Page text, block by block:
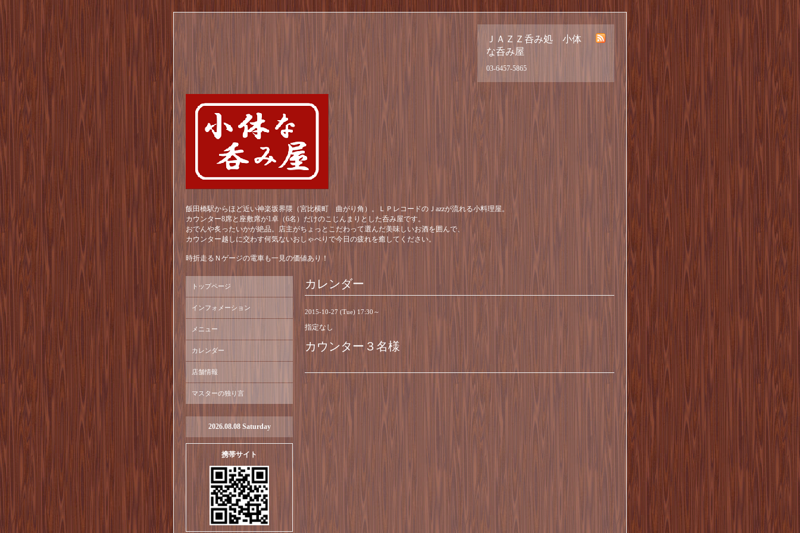
ＪＡＺＺ呑み処 小体
な呑み屋
03-6457-5865
飯田橋駅からほど近い神楽坂界隈（宮比横町 曲がり角）。ＬＰレコードのＪazzが流れる小料理屋。
カウンター8席と座敷席が1卓（6名）だけのこじんまりとした呑み屋です。
おでんや炙ったいかが絶品。店主がちょっとこだわって選んだ美味しいお酒を囲んで、
カウンター越しに交わす何気ないおしゃべりで今日の疲れを癒してください。
時折走るＮゲージの電車も一見の価値あり！
カレンダー
2015-10-27 (Tue) 17:30～
指定なし
カウンター３名様
トップページ
インフォメーション
メニュー
カレンダー
店舗情報
マスターの独り言
2026.08.08 Saturday
携帯サイト